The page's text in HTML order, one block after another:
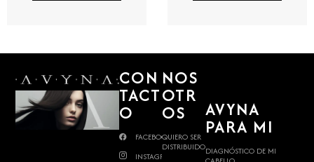
CON
TACT
O
FACEBOOK
INSTAGRAM
NOS
OTR
OS
QUIERO SER
DISTRIBUIDOR
AVYNA
PARA MI
DIAGNÓSTICO DE MI